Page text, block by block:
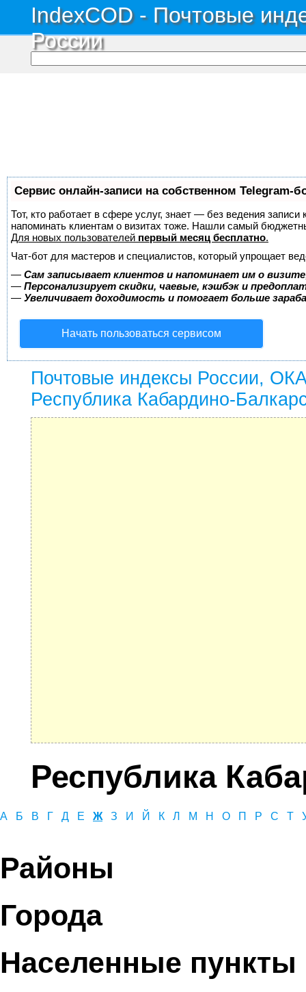
IndexCOD - Почтовые
России
Сервис онлайн-записи на собственном Telegram-
Тот, кто работает в сфере услуг, знает — без ведения
напоминать клиентам о визитах тоже. Нашли самый
Для новых пользователей первый месяц бесплатно.
Чат-бот для мастеров и специалистов, который упрощает
— Сам записывает клиентов и напоминает им о
— Персонализирует скидки, чаевые, кэшбэк и
— Увеличивает доходимость и помогает больше
Начать пользоваться сервисом
Почтовые индексы России,
Республика Кабардино-
Республика
А Б В Г Д Е Ж З И Й К Л М Н О П Р С Т
Районы
Города
Населенные пункты